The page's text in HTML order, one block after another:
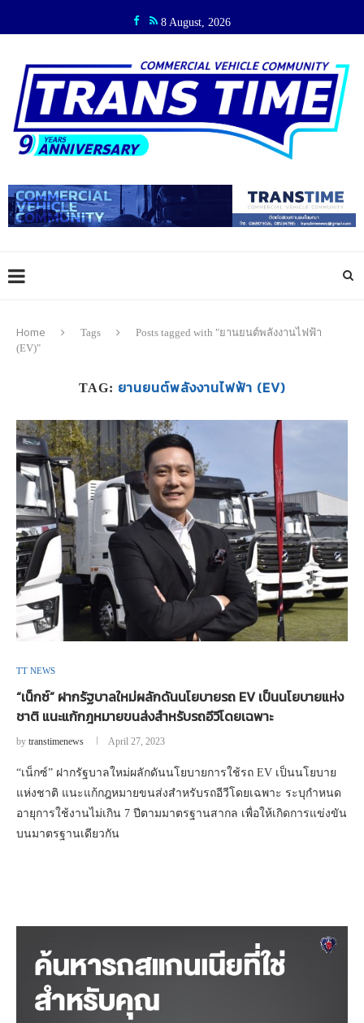
8 August, 2026
Home Tags
Posts tagged with "ยานยนต์พลังงานไฟฟ้า
(EV)"
TAG: ยานยนต์พลังงานไฟฟ้า (EV)
TT NEWS
“เน็กซ์” ฝากรัฐบาลใหม่ผลักดันนโยบายรถ EV เป็นนโยบายแห่ง
ชาติ แนะแก้กฎหมายขนส่งสำหรับรถอีวีโดยเฉพาะ
by transtimenews April 27, 2023
“เน็กซ์” ฝากรัฐบาลใหม่ผลักดันนโยบายการใช้รถ EV เป็นนโยบาย
แห่งชาติ แนะแก้กฎหมายขนส่งสำหรับรถอีวีโดยเฉพาะ ระบุกำหนด
อายุการใช้งานไม่เกิน 7 ปีตามมาตรฐานสากล เพื่อให้เกิดการแข่งขัน
บนมาตรฐานเดียวกัน